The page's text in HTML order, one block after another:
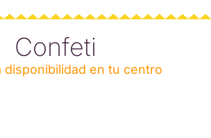
Confeti
disponibilidad en tu centro